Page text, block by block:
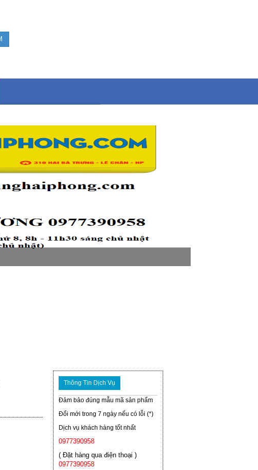
Thông Tin Dịch Vụ
Đảm bảo đúng mẫu mã sản phẩm
Đổi mới trong 7 ngày nếu có lỗi (*)
Dịch vụ khách hàng tốt nhất
0977390958
( Đặt hàng qua điện thoại )
0977390958